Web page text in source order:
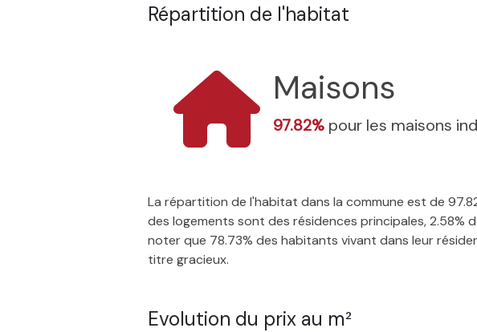
Répartition de l'habitat
Maisons
97.82% pour les maisons
La répartition de l'habitat dans la commune est de
des logements sont des résidences principales, 2.58%
noter que 78.73% des habitants vivant dans leur
titre gracieux.
Evolution du prix au m²